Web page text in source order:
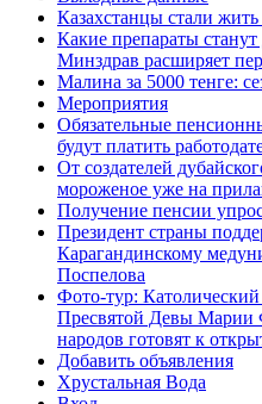
Казахстанцы стали
Какие препараты
Минздрав расширяет
Малина за 5000 тенге:
Мероприятия
Обязательные
будут платить
От создателей
мороженое уже на
Получение пенсии
Президент страны
Карагандинскому
Поспелова
Фото-тур:
Пресвятой Девы Марии
народов готовят к
Добавить объявления
Хрустальная Вода